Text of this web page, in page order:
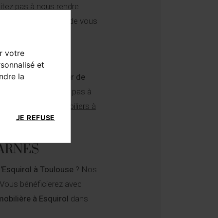
votre
et
la
JE REFUSE
pas à nous rendre
susceptibles de vous
accueillent dans
marché immobilier de
site, n'hésitez pas à
biens immobiliers à
à Toulouse? Nos
bénéficierez avec
à Esquirol dans